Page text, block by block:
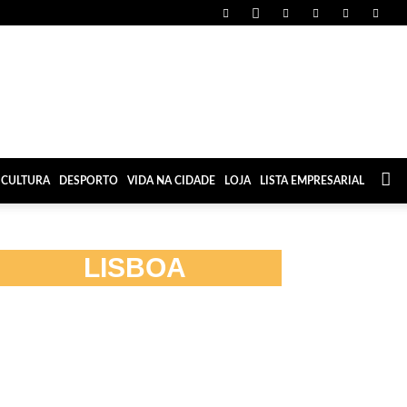
CULTURA DESPORTO VIDA NA CIDADE LOJA LISTA EMPRESARIAL
LISBOA